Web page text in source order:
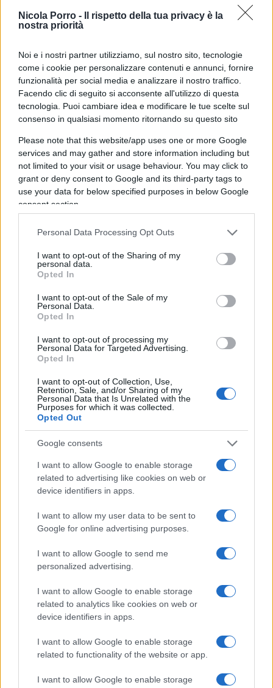
Nicola Porro -
Il rispetto della tua privacy è la
nostra priorità
Noi e i nostri partner utilizziamo, sul nostro sito, tecnologie
come i cookie per personalizzare contenuti e annunci, fornire
funzionalità per social media e analizzare il nostro traffico.
Facendo clic di seguito si acconsente all'utilizzo di questa
tecnologia. Puoi cambiare idea e modificare le tue scelte sul
consenso in qualsiasi momento ritornando su questo sito
Please note that this website/app uses one or more Google
services and may gather and store information including but
not limited to your visit or usage behaviour. You may click to
grant or deny consent to Google and its third-party tags to
use your data for below specified purposes in below Google
consent section.
Personal Data Processing Opt Outs
I want to opt-out of the Sharing of my
personal data.
Opted In
I want to opt-out of the Sale of my
Personal Data.
Opted In
I want to opt-out of processing my
Personal Data for Targeted Advertising.
Opted In
I want to opt-out of Collection, Use,
Retention, Sale, and/or Sharing of my
Personal Data that Is Unrelated with the
Purposes for which it was collected.
Opted Out
Google consents
I want to allow Google to enable storage
related to advertising like cookies on web or
device identifiers in apps.
I want to allow my user data to be sent to
Google for online advertising purposes.
I want to allow Google to send me
personalized advertising.
I want to allow Google to enable storage
related to analytics like cookies on web or
device identifiers in apps.
I want to allow Google to enable storage
related to functionality of the website or app.
I want to allow Google to enable storage
accettare ulteriori restrizioni, anche durante il
periodo estivo? Con la paura.
stata distruttiva – e decisiva proprio nel propagare
e alimentare la paura nella popolazione.
Il conteggio quotidiano dei morti dell’allora capo
della Protezione Civile Borrelli, le conferenze
stampa del presidente Conte, in cui venivano
prima che entrassero in vigore, sono stati tra gli
espedienti che hanno contribuito, complici i
media mainstream, a rovesciare il paradigma: se ci
sono più contagi è colpa dei cittadini
trovare impreparato nella risposta sanitaria, con i
ritardi nei bandi per le terapie intensive e
nell’assunzione di medici ed infermieri; nella
riorganizzazione della scuola e dei trasporti; senza
un piano pandemico e con un piano vaccinale
tardivo e caotico.
E così, nel giro di un anno, si è passati dalla
runner
atteggiamenti da delatori degni della Germania
In questi lunghi mesi di pandemia, abbiamo
completamente perso la bussola della libertà,
della responsabilità individuale e
dell’indipendenza morale del singolo.
Ricordiamocelo sempre: lo Stato rimane uno